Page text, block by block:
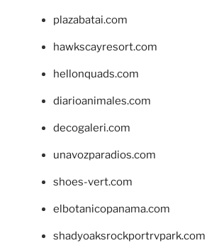
plazabatai.com
hawkscayresort.com
hellonquads.com
diarioanimales.com
decogaleri.com
unavozparadios.com
shoes-vert.com
elbotanicopanama.com
shadyoaksrockportrvpark.com